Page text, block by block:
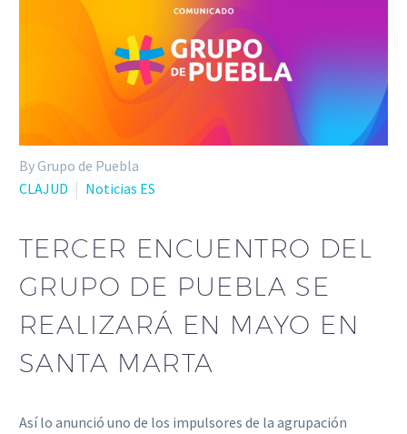
By Grupo de Puebla
CLAJUD
Noticias ES
TERCER ENCUENTRO DEL
GRUPO DE PUEBLA SE
REALIZARÁ EN MAYO EN
SANTA MARTA
Así lo anunció uno de los impulsores de la agrupación